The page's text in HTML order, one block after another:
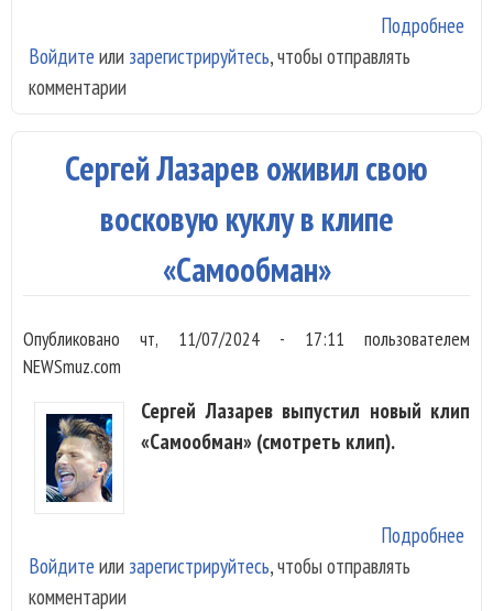
Подробнее
Войдите или зарегистрируйтесь, чтобы отправлять
комментарии
Сергей Лазарев оживил свою
восковую куклу в клипе
«Самообман»
Опубликованочт, 11/07/2024 - 17:11 пользователем
NEWSmuz.com
Сергей Лазарев выпустил новый клип
«Самообман» (смотреть клип).
Подробнее
Войдите или зарегистрируйтесь, чтобы отправлять
комментарии